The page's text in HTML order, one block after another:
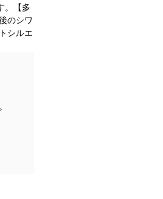
。【多
のシワ
シルエ